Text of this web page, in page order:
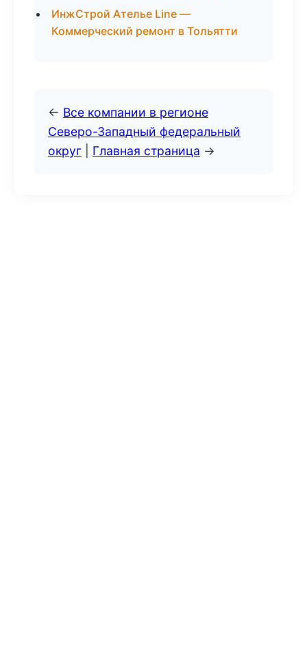
ИнжСтрой Ателье Line —
Коммерческий ремонт в Тольятти
← Все компании в регионе
Северо-Западный федеральный
округ
Главная страница →